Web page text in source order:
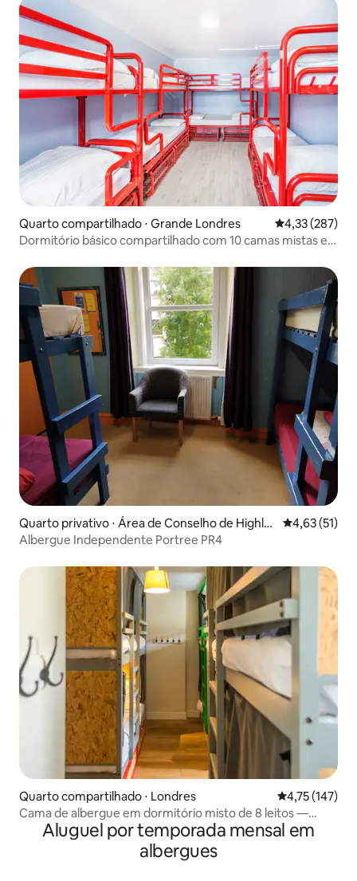
Quarto compartilhado ⋅ Grande Londres 4,33 de uma
4,33 (287)
Dormitório básico compartilhado com 10 camas mistas e
Quarto privativo ⋅ Área de Conselho de Highla
nd
4,63 de uma
4,63 (51)
Albergue Independente Portree PR4
Quarto compartilhado ⋅ Londres 4,75 de uma
4,75 (147)
Cama de albergue em dormitório misto de 8 leitos —
banheiro compartilhado
Aluguel por temporada mensal em
albergues